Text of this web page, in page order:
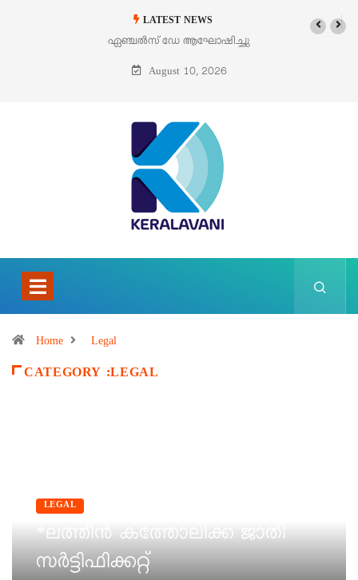
LATEST NEWS
ഏഞ്ചൽസ് ഡേ ആഘോഷിച്ചു
August 10, 2026
Home Legal
CATEGORY :LEGAL
LEGAL
*ലത്തീൻ കത്തോലിക്ക ജാതി
സർട്ടിഫിക്കറ്റ്